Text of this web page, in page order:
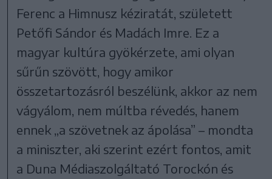
Ferenc a Himnusz kéziratát, született
Petőfi Sándor és Madách Imre. Ez a
magyar kultúra gyökérzete, ami olyan
sűrűn szövött, hogy amikor
összetartozásról beszélünk, akkor az nem
vágyálom, nem múltba révedés, hanem
ennek „a szövetnek az ápolása” – mondta
a miniszter, aki szerint ezért fontos, amit
a Duna Médiaszolgáltató Torockón és